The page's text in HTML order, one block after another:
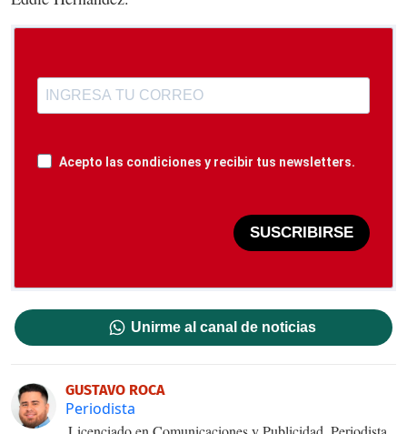
Acepto las condiciones y recibir tus newsletters.
SUSCRIBIRSE
Unirme al canal de noticias
GUSTAVO ROCA
Periodista